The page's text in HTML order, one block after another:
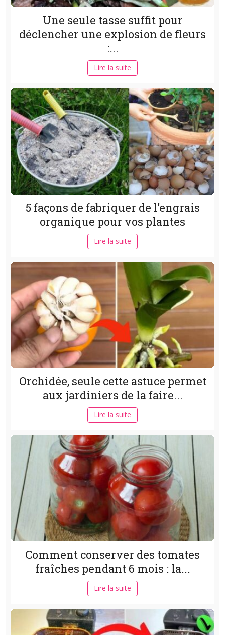
Une seule tasse suffit pour
déclencher une explosion de fleurs
:...
Lire la suite
5 façons de fabriquer de l’engrais
organique pour vos plantes
Lire la suite
Orchidée, seule cette astuce permet
aux jardiniers de la faire...
Lire la suite
Comment conserver des tomates
fraîches pendant 6 mois : la...
Lire la suite